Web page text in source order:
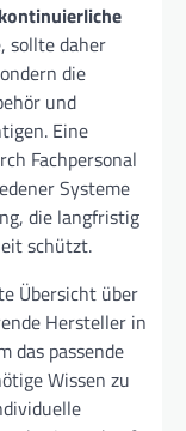
sollte daher
die
und
Eine
Fachpersonal
Systeme
die langfristig
schützt.
Übersicht über
Hersteller in
das passende
Wissen zu